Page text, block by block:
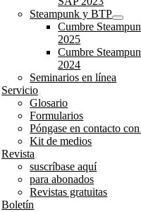
Steampunk y BTP
Cumbre
2025
Cumbre
2024
Seminarios en línea
Servicio
Glosario
Formularios
Póngase en contacto
Kit de medios
Revista
suscríbase aquí
para abonados
Revistas gratuitas
Boletín